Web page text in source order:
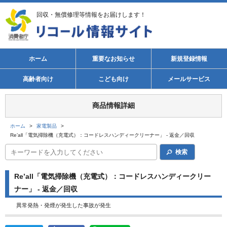
回収・無償修理等情報をお届けします！
ホーム 重要なお知らせ 新規登録情報
高齢者向け こども向け メールサービス
商品情報詳細
ホーム > 家電製品
>
Re’all「電気掃除機（充電式）：コードレスハンディークリーナー」 - 返金／回収
検索
Re’all「電気掃除機（充電式）：コードレスハンディークリー
ナー」 - 返金／回収
異常発熱・発煙が発生した事故が発生